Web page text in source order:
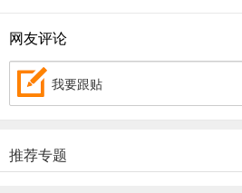
更新日志
v2.8版本
-增加取色器功能的【设置线框颜色】，
网友评论
我要跟贴
推荐专题